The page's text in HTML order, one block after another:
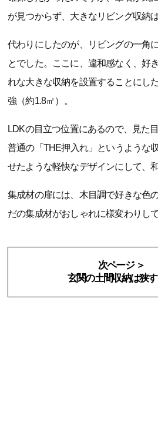
が見つからず、大きなリビング収納は
代わりにしたのが、リビングの一角
とでした。ここに、違和感なく、好
れな大きな収納を設置することにし
強（約1.8㎡）。
LDKの目立つ位置にあるので、見た
普通の「THE押入れ」というような
せたような軽快なデザインにして、
集成材の扉には、木目調で好きな色
だの集成材がおしゃれに様変わりし
次ページ ＞
玄関の土間収納は狭